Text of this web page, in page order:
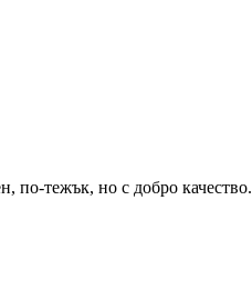
по-тежък, но с добро качество.